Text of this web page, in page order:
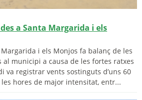
a Santa Margarida i els
Margarida i els Monjos fa balanç de les
municipi a causa de les fortes ratxes
va registrar vents sostinguts d’uns 60
hores de major intensitat, entr...